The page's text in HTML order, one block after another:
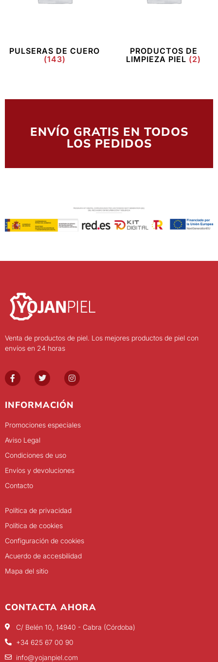
PULSERAS DE CUERO
(143)
PRODUCTOS DE
LIMPIEZA PIEL (2)
ENVÍO GRATIS EN TODOS
LOS PEDIDOS
Venta de productos de piel. Los mejores productos de piel con
envíos en 24 horas
INFORMACIÓN
Promociones especiales
Aviso Legal
Condiciones de uso
Envíos y devoluciones
Contacto
Política de privacidad
Política de cookies
Configuración de cookies
Acuerdo de accesbilidad
Mapa del sitio
CONTACTA AHORA
C/ Belén 10, 14940 - Cabra (Córdoba)
+34 625 67 00 90
info@yojanpiel.com